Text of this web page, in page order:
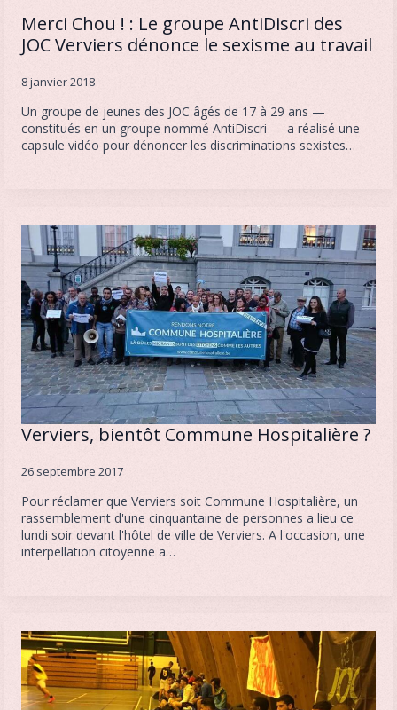
Merci Chou ! : Le groupe AntiDiscri des
JOC Verviers dénonce le sexisme au travail
8 janvier 2018
Un groupe de jeunes des JOC âgés de 17 à 29 ans —
constitués en un groupe nommé AntiDiscri — a réalisé une
capsule vidéo pour dénoncer les discriminations sexistes…
Verviers, bientôt Commune Hospitalière ?
26 septembre 2017
Pour réclamer que Verviers soit Commune Hospitalière, un
rassemblement d'une cinquantaine de personnes a lieu ce
lundi soir devant l'hôtel de ville de Verviers. A l'occasion, une
interpellation citoyenne a…